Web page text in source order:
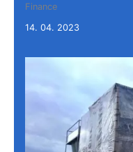
Finance
14. 04. 2023